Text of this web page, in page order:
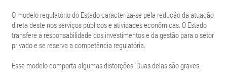
O modelo regulatório do Estado caracteriza-se pela redução da atuação
direta deste nos serviços públicos e atividades econômicas. O Estado
transfere a responsabilidade dos investimentos e da gestão para o setor
privado e se reserva a competência regulatória.
Esse modelo comporta algumas distorções. Duas delas são graves.